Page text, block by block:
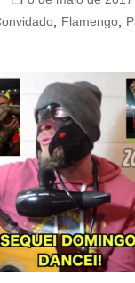
, Flamengo,